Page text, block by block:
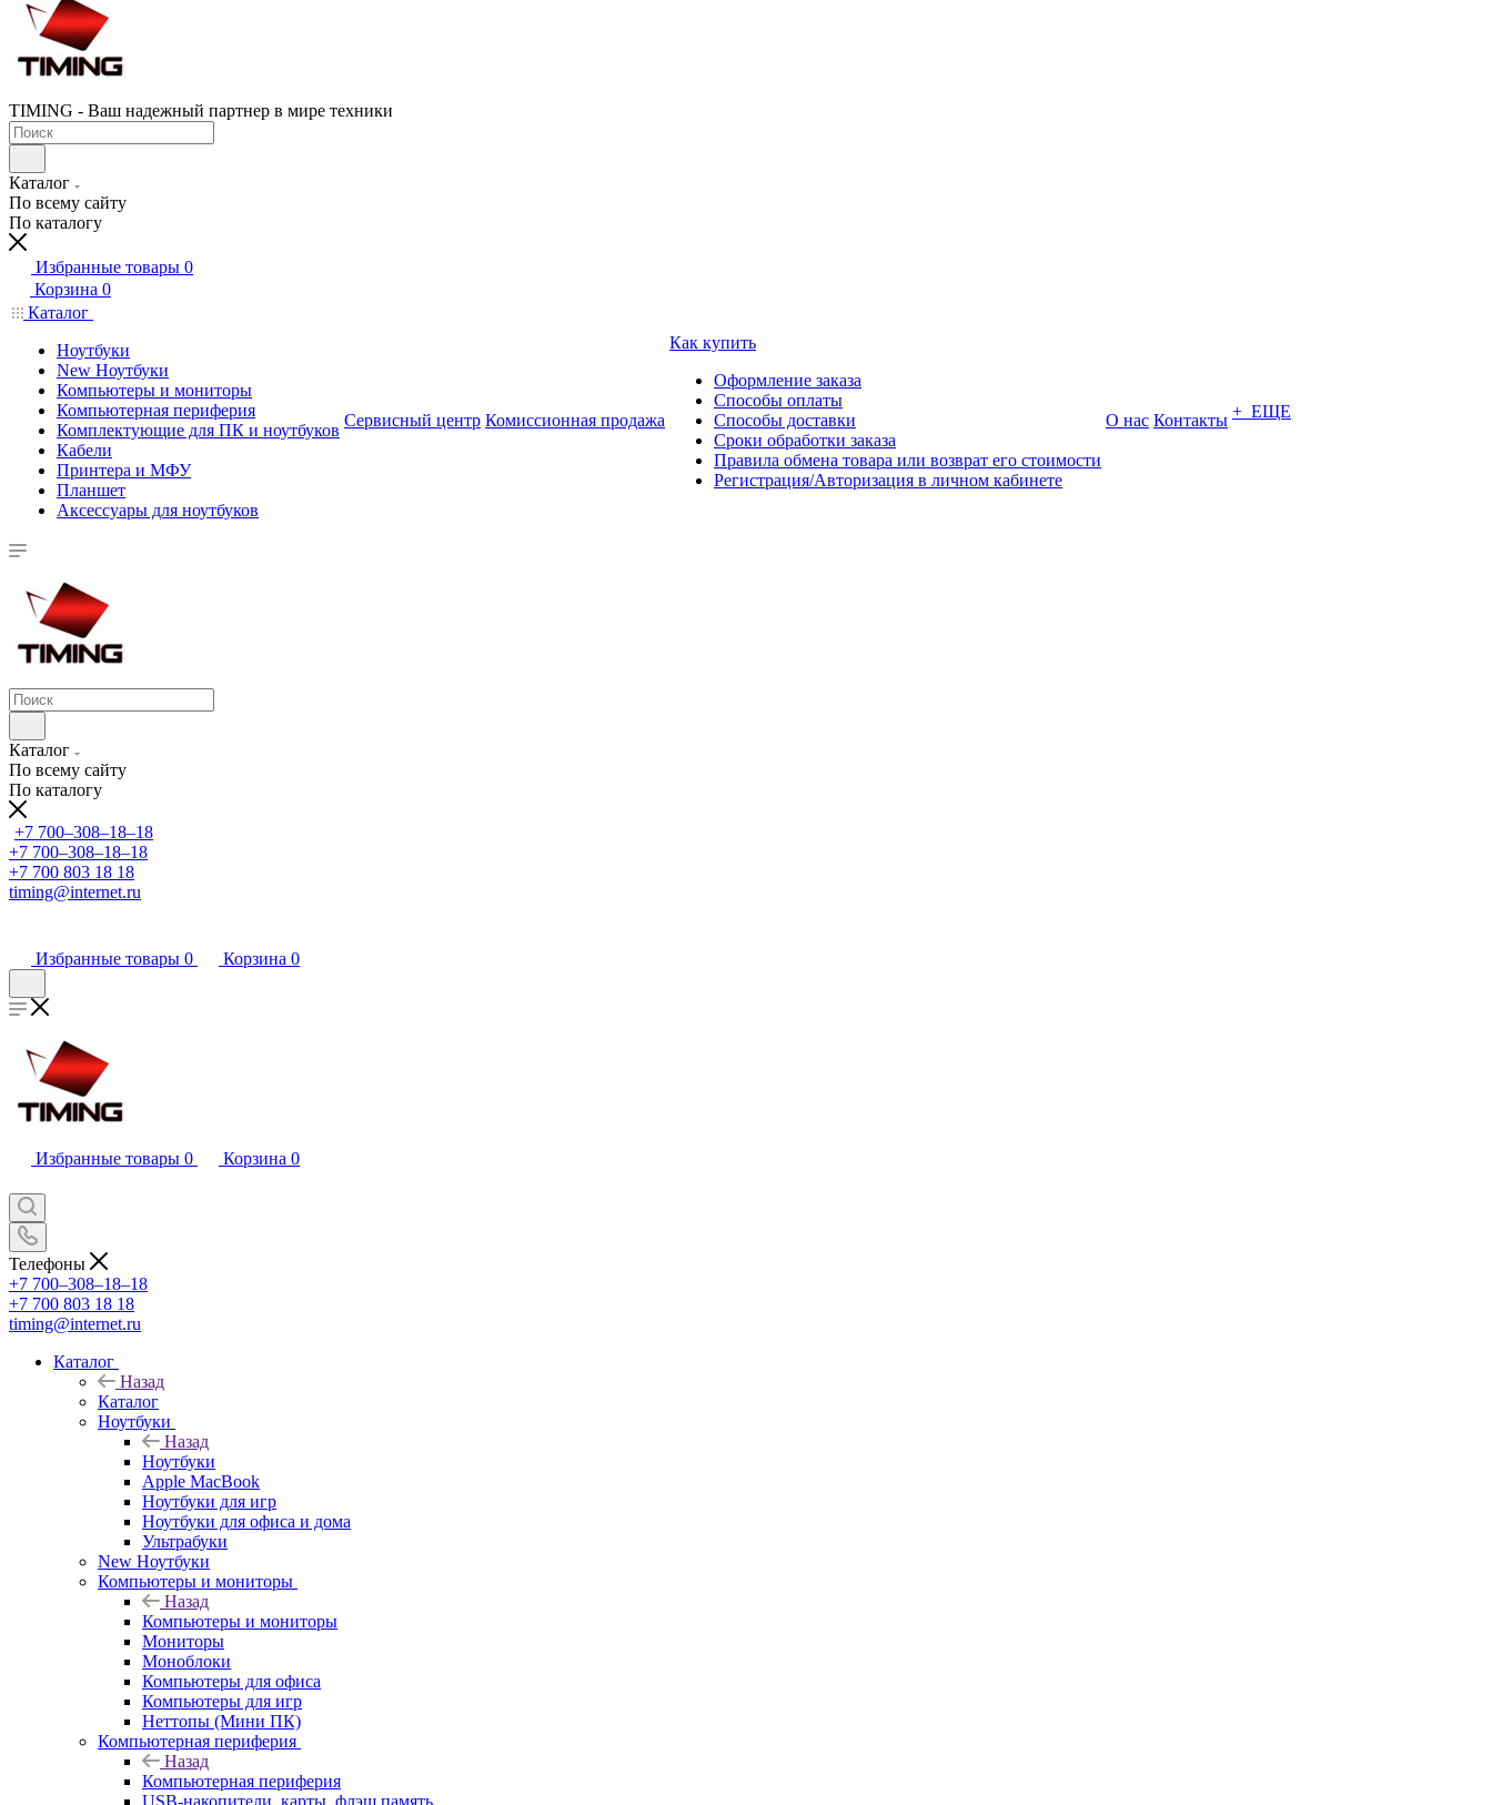
TIMING - Ваш надежный партнер в мире техники
Каталог
По всему сайту
По каталогу
Избранные товары 0
Корзина 0
Каталог
Ноутбуки
New Ноутбуки
Компьютеры и мониторы
Компьютерная периферия
Комплектующие для ПК и ноутбуков
Кабели
Принтера и МФУ
Планшет
Аксессуары для ноутбуков
Сервисный центр Комиссионная продажа
Как купить
Оформление заказа
Способы оплаты
Способы доставки
Сроки обработки заказа
Правила обмена товара или возврат его стоимости
Регистрация/Авторизация в личном кабинете
О нас Контакты + ЕЩЕ
Каталог
По всему сайту
По каталогу
+7 700‒308‒18‒18
+7 700‒308‒18‒18
+7 700 803 18 18
timing@internet.ru
Избранные товары 0 Корзина 0
Избранные товары 0 Корзина 0
Телефоны
+7 700‒308‒18‒18
+7 700 803 18 18
timing@internet.ru
Каталог
Назад
Каталог
Ноутбуки
Назад
Ноутбуки
Apple MacBook
Ноутбуки для игр
Ноутбуки для офиса и дома
Ультрабуки
New Ноутбуки
Компьютеры и мониторы
Назад
Компьютеры и мониторы
Мониторы
Моноблоки
Компьютеры для офиса
Компьютеры для игр
Неттопы (Мини ПК)
Компьютерная периферия
Назад
Компьютерная периферия
USB-накопители, карты, флэш память